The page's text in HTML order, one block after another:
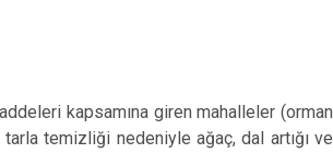
kapsamına giren mahalleler (orman
temizliği nedeniyle ağaç, dal artığı ve